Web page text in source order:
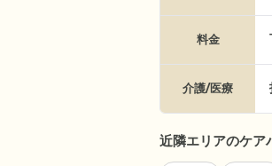
料金
介護/医療
近隣エリアのケア